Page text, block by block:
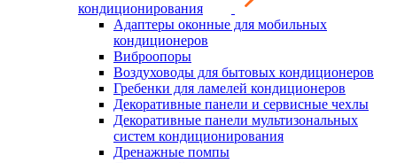
кондиционирования
Адаптеры оконные для мобильных
кондиционеров
Виброопоры
Воздуховоды для бытовых кондиционеров
Гребенки для ламелей кондиционеров
Декоративные панели и сервисные чехлы
Декоративные панели мультизональных
систем кондиционирования
Дренажные помпы